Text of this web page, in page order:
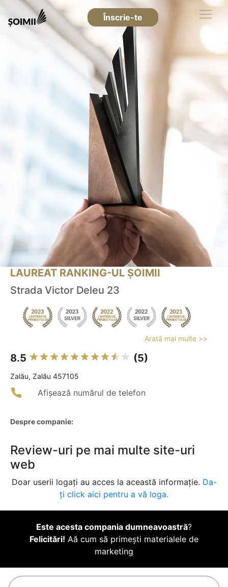
Înscrie-te
LAUREAT RANKING-UL ȘOIMII
Strada Victor Deleu 23
Arată mai multe >>
8.5 (5)
Zalău, Zalău 457105
Afișează numărul de telefon
Despre companie:
Review-uri pe mai multe site-uri
web
Doar userii logați au acces la această informație. Da-
ți click aici pentru a vă loga.
Este acesta compania dumneavoastră?
Felicitări! Aă cum să primești materialele de
marketing